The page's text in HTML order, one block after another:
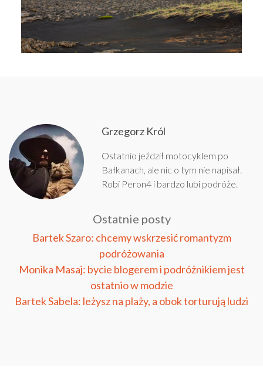
Grzegorz Król
Ostatnio jeździł motocyklem po
Bałkanach, ale nic o tym nie napisał.
Robi Peron4 i bardzo lubi podróże.
Ostatnie posty
Bartek Szaro: chcemy wskrzesić romantyzm
podróżowania
Monika Masaj: bycie blogerem i podróżnikiem jest
ostatnio w modzie
Bartek Sabela: leżysz na plaży, a obok torturują ludzi